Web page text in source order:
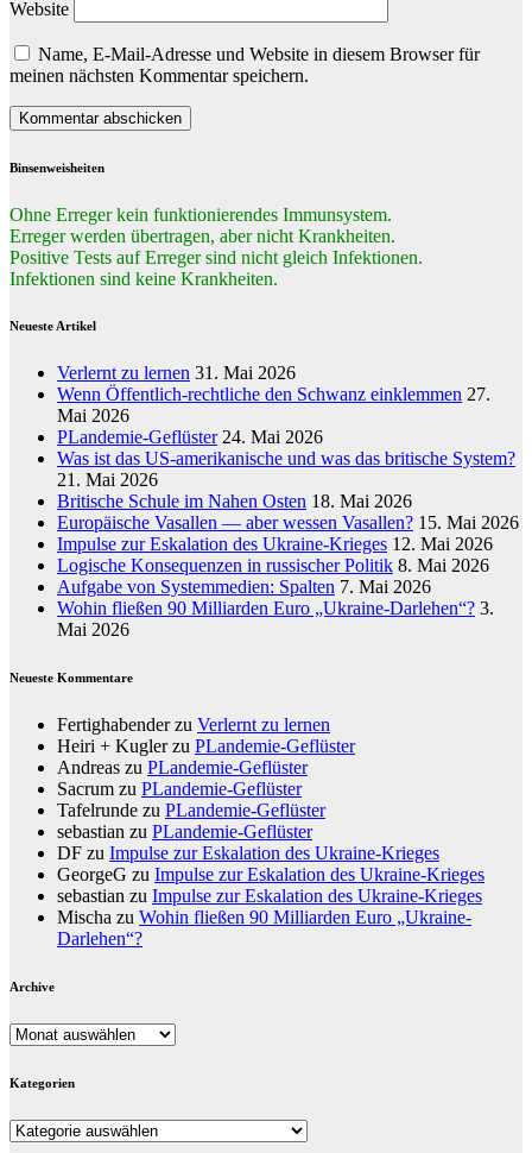
Website
Name, E-Mail-Adresse und Website in diesem Browser für
meinen nächsten Kommentar speichern.
Binsenweisheiten
Ohne Erreger kein funktionierendes Immunsystem.
Erreger werden übertragen, aber nicht Krankheiten.
Positive Tests auf Erreger sind nicht gleich Infektionen.
Infektionen sind keine Krankheiten.
Neueste Artikel
Verlernt zu lernen 31. Mai 2026
Wenn Öffentlich-rechtliche den Schwanz einklemmen 27.
Mai 2026
PLandemie-Geflüster 24. Mai 2026
Was ist das US-amerikanische und was das britische System?
21. Mai 2026
Britische Schule im Nahen Osten 18. Mai 2026
Europäische Vasallen — aber wessen Vasallen? 15. Mai 2026
Impulse zur Eskalation des Ukraine-Krieges 12. Mai 2026
Logische Konsequenzen in russischer Politik 8. Mai 2026
Aufgabe von Systemmedien: Spalten 7. Mai 2026
Wohin fließen 90 Milliarden Euro „Ukraine-Darlehen“? 3.
Mai 2026
Neueste Kommentare
Fertighabenderzu Verlernt zu lernen
Heiri + Kuglerzu PLandemie-Geflüster
Andreas zu PLandemie-Geflüster
Sacrum zu PLandemie-Geflüster
Tafelrunde zu PLandemie-Geflüster
sebastian zu PLandemie-Geflüster
DF zu Impulse zur Eskalation des Ukraine-Krieges
GeorgeG zu Impulse zur Eskalation des Ukraine-Krieges
sebastian zu Impulse zur Eskalation des Ukraine-Krieges
Mischa zu Wohin fließen 90 Milliarden Euro „Ukraine-
Darlehen“?
Archive
Archive
Kategorien
Kategorien